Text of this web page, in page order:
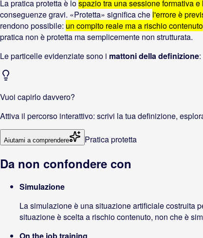
La pratica protetta è lospazio tra una sessione formativa
conseguenze gravi. «Protetta» significa che l'errore è
rendono possibile: un compito reale ma a rischio contenuto
pratica non è protetta ma semplicemente non strutturata.
Le particelle evidenziate sono i mattoni della definizione
Vuoi capirlo davvero?
Attiva il percorso interattivo: scrivi la tua definizione,
Aiutami a comprendere Pratica protetta
Da non confondere con
Simulazione
La simulazione è una situazione artificiale costruita
situazione è scelta a rischio contenuto, non che è